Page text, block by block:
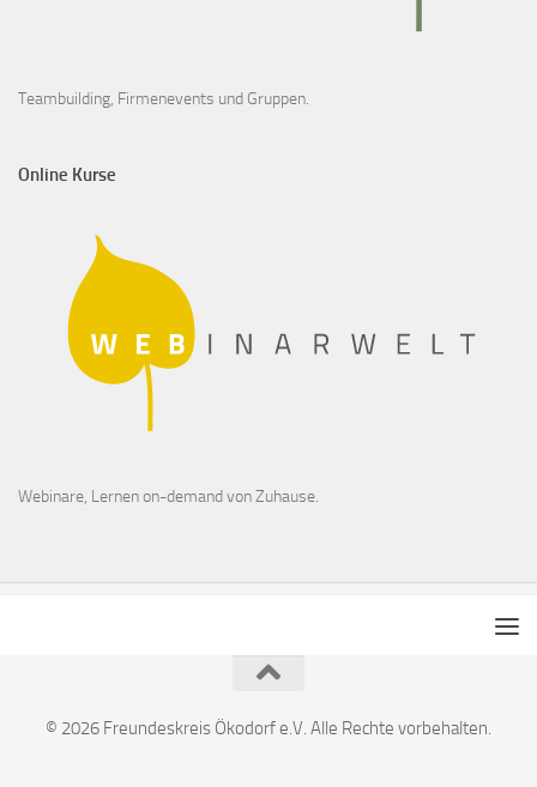
Teambuilding, Firmenevents und Gruppen.
Online Kurse
Webinare, Lernen on-demand von Zuhause.
© 2026 Freundeskreis Ökodorf e.V. Alle Rechte vorbehalten.